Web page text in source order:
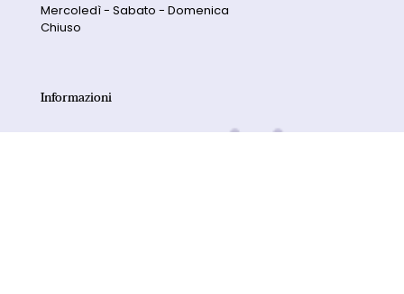
Mercoledì - Sabato - Domenica
Chiuso
Informazioni